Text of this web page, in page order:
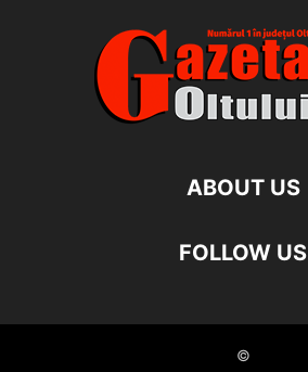
ABOUT US
FOLLOW US
©